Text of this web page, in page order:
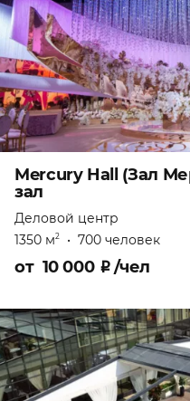
Mercury Hall (Зал
зал
Деловой центр
1350 м2 • 700 человек
от 10 000 ₽/чел